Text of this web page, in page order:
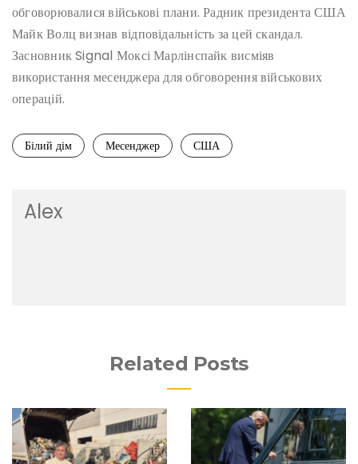
обговорювалися військові плани. Радник президента США
Майк Волц визнав відповідальність за цей скандал.
Засновник Signal Моксі Марлінспайк висміяв
використання месенджера для обговорення військових
операцій.
Білий дім Месенджер США
Alex
Related Posts